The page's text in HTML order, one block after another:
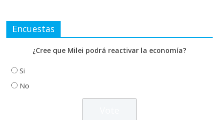
Encuestas
¿Cree que Milei podrá reactivar la economía?
Si
No